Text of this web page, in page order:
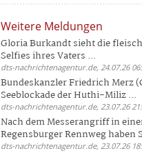
Weitere Meldungen
Gloria Burkandt sieht die
Selfies ihres Vaters ...
dts-nachrichtenagentur.de, 24.07.26
Bundeskanzler Friedrich Merz
Seeblockade der Huthi-Miliz ...
dts-nachrichtenagentur.de, 23.07.26
Nach dem Messerangriff in
Regensburger Rennweg haben
dts-nachrichtenagentur.de, 23.07.26